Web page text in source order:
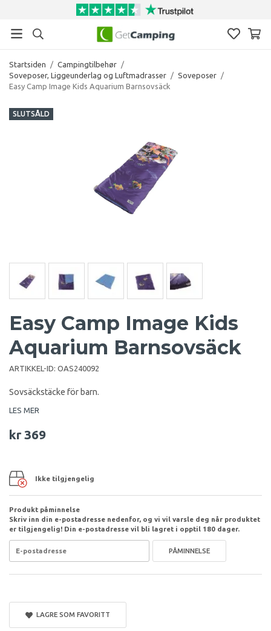
Startsiden / Campingtilbehør /
Soveposer, Liggeunderlag og Luftmadrasser / Soveposer /
Easy Camp Image Kids Aquarium Barnsovsäck
SLUTSÅLD
Easy Camp Image Kids
Aquarium Barnsovsäck
ARTIKKEL-ID: OAS240092
Sovsäckstäcke för barn.
LES MER
kr 369
Ikke tilgjengelig
Produkt påminnelse
Skriv inn din e-postadresse nedenfor, og vi vil varsle deg når produktet
er tilgjengelig! Din e-postadresse vil bli lagret i opptil 180 dager.
PÅMINNELSE
LAGRE SOM FAVORITT